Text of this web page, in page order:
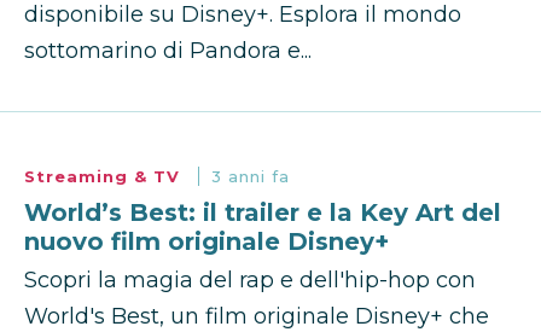
disponibile su Disney+. Esplora il mondo
sottomarino di Pandora e...
Streaming & TV 3 anni fa
World’s Best: il trailer e la Key Art del
nuovo film originale Disney+
Scopri la magia del rap e dell'hip-hop con
World's Best, un film originale Disney+ che